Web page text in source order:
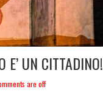
E’ UN CITTADINO!
are off